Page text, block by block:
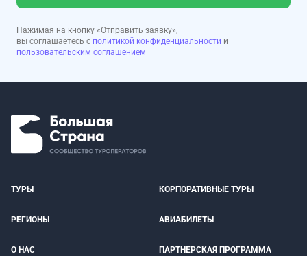
Нажимая на кнопку «Отправить заявку»,
вы соглашаетесь с политикой конфиденциальности и
пользовательским соглашением
ТУРЫ КОРПОРАТИВНЫЕ ТУРЫ
РЕГИОНЫ АВИАБИЛЕТЫ
О НАС ПАРТНЕРСКАЯ ПРОГРАММА